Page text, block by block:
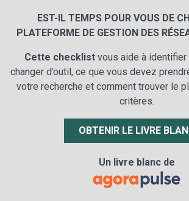
EST-IL TEMPS POUR VOUS DE
PLATEFORME DE GESTION DES
Cette checklistvous aide à
changer d’outil, ce que vous devez
votre recherche et comment trouver le
critères.
OBTENIR LE LIVRE
Un livre blanc de